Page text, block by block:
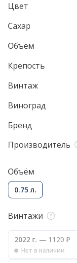
Цвет
Сахар
Объем
Крепость
Винтаж
Виноград
Бренд
Производитель
Объём
0.75 л.
Винтажи
2022 г. — 1120 ₽
Нет в наличии